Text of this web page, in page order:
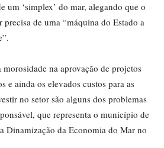
um ‘simplex’ do mar, alegando que o
de uma “máquina do Estado a
na aprovação de projetos
e ainda os elevados custos para as
no setor são alguns dos problemas
que representa o município de
Dinamização da Economia do Mar no